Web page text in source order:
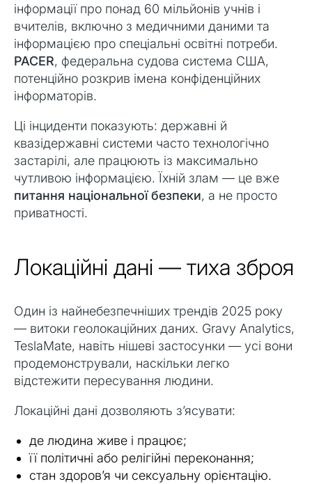
інформації про понад 60 мільйонів учнів і
вчителів, включно з медичними даними та
інформацією про спеціальні освітні потреби.
PACER, федеральна судова система США,
потенційно розкрив імена конфіденційних
інформаторів.
Ці інциденти показують: державні й
квазідержавні системи часто технологічно
застарілі, але працюють із максимально
чутливою інформацією. Їхній злам — це вже
питання національної безпеки, а не просто
приватності.
Локаційні дані — тиха зброя
Один із найнебезпечніших трендів 2025 року
— витоки геолокаційних даних. Gravy Analytics,
TeslaMate, навіть нішеві застосунки — усі вони
продемонстрували, наскільки легко
відстежити пересування людини.
Локаційні дані дозволяють з’ясувати:
де людина живе і працює;
її політичні або релігійні переконання;
стан здоров’я чи сексуальну орієнтацію.